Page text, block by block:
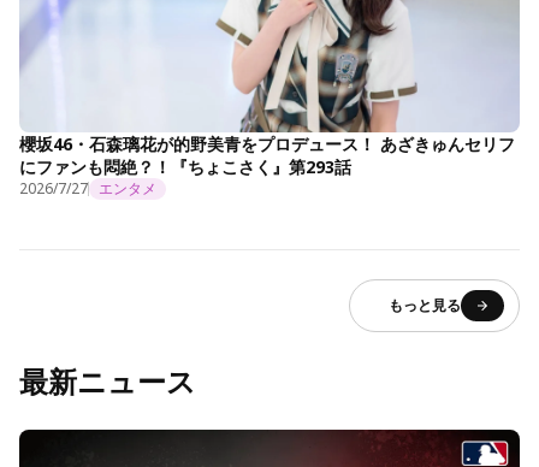
櫻坂46・石森璃花が的野美青をプロデュース！ あざきゅんセリフ
にファンも悶絶？！『ちょこさく』第293話
2026/7/27 エンタメ
もっと見る
最新ニュース